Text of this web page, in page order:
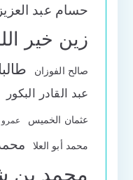
حسام عبد العزيز
زين خير
صالح الفوزان
عبد القادر البكور
عثمان الخميس عمرو
محمد أبو العلا
محمد بن